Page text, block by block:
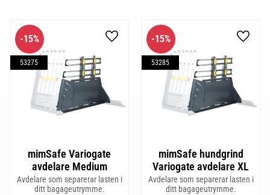
mimSafe Variogate
avdelare Medium
Avdelare som separerar lasten i
ditt bagageutrymme.
15%
53275
Lägg till i favoriter
mimSafe hundgrind
Variogate avdelare XL
Avdelare som separerar lasten i
ditt bagageutrymme.
15%
53285
Lägg